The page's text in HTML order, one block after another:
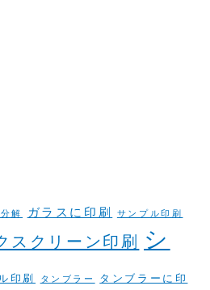
解 ガラスに印刷 サンプル印刷
スクリーン印刷 シ
印刷 タンブラー
タンブラーに印